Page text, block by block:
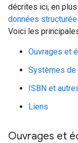
décrites ici, en
données
Voici les
Ouvrages et
Systèmes
ISBN et
Liens
Ouvrages et